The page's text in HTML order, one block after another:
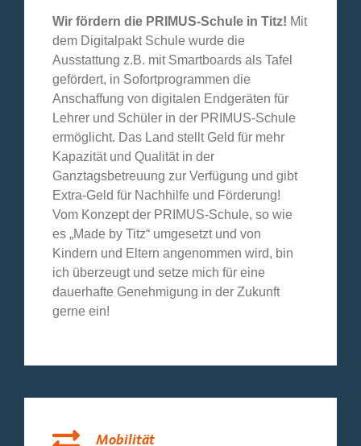
Wir fördern die PRIMUS-Schule in Titz! Mit
dem Digitalpakt Schule wurde die
Ausstattung z.B. mit Smartboards als Tafel
gefördert, in Sofortprogrammen die
Anschaffung von digitalen Endgeräten für
Lehrer und Schüler in der PRIMUS-Schule
ermöglicht. Das Land stellt Geld für mehr
Kapazität und Qualität in der
Ganztagsbetreuung zur Verfügung und gibt
Extra-Geld für Nachhilfe und Förderung!
Vom Konzept der PRIMUS-Schule, so wie
es „Made by Titz“ umgesetzt und von
Kindern und Eltern angenommen wird, bin
ich überzeugt und setze mich für eine
dauerhafte Genehmigung in der Zukunft
gerne ein!
Mobilität